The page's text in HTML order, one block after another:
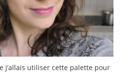
j’allais utiliser cette palette pour